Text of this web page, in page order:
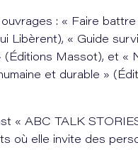
: « Faire
Libèrent), « Guide
(Éditions Massot), et «
et durable »
« ABC TALK
où elle invite des